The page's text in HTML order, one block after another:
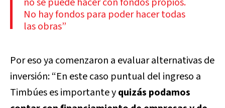
No hay fondos para poder hacer todas
las obras”
Por eso ya comenzaron a evaluar alternativas de
inversión: “En este caso puntual del ingreso a
Timbúes es importante yquizás podamos